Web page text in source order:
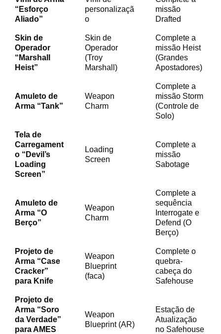
“Esforço
Aliado”
personalizaçã
o
missão
Drafted
Skin de
Operador
“Marshall
Heist”
Skin de
Operador
(Troy
Marshall)
Complete a
missão Heist
(Grandes
Apostadores)
Amuleto de
Arma “Tank”
Weapon
Charm
Complete a
missão Storm
(Controle de
Solo)
Tela de
Carregament
o “Devil’s
Loading
Screen”
Loading
Screen
Complete a
missão
Sabotage
Amuleto de
Arma “O
Berço”
Weapon
Charm
Complete a
sequência
Interrogate e
Defend (O
Berço)
Projeto de
Arma “Case
Cracker”
para Knife
Weapon
Blueprint
(faca)
Complete o
quebra-
cabeça do
Safehouse
Projeto de
Arma “Soro
da Verdade”
para AMES
Weapon
Blueprint (AR)
Estação de
Atualização
no Safehouse